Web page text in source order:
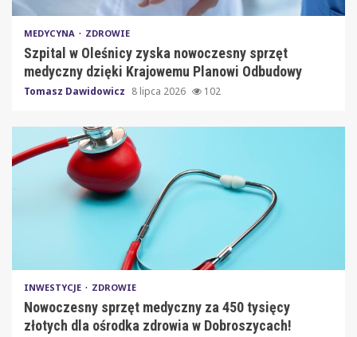
MEDYCYNA ZDROWIE
Szpital w Oleśnicy zyska nowoczesny sprzęt
medyczny dzięki Krajowemu Planowi Odbudowy
Tomasz Dawidowicz 8 lipca 2026 102
INWESTYCJE ZDROWIE
Nowoczesny sprzęt medyczny za 450 tysięcy
złotych dla ośrodka zdrowia w Dobroszycach!